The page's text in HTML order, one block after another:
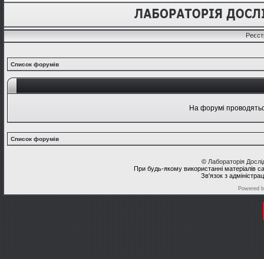
Список форумів
На форумі
Список форумів
© Лабораторія
При будь-якому використанні матеріалів
Зв'язок з
Powered